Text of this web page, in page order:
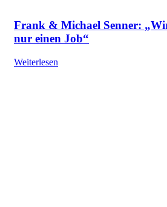
Frank & Michael Senner:
nur einen Job“
Weiterlesen